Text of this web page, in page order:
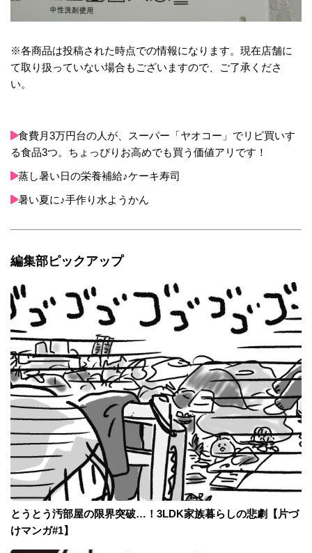
※各商品は投稿された時点での情報になります。現在店舗に
て取り扱っていない場合もございますので、ご了承くださ
い。
食費月3万円台の人が、スーパー「ヤオコー」でリピ買いす
る食品3つ。ちょっぴりお高めでも買う価値アリです！
蒸し暑い日の栄養補給♪ケーキ寿司
暑い夏に♪手作り水ようかん
編集部ピックアップ
とうとう汚部屋の限界突破…！3LDK家族暮らしの悲劇【片づ
けマンガ#1】